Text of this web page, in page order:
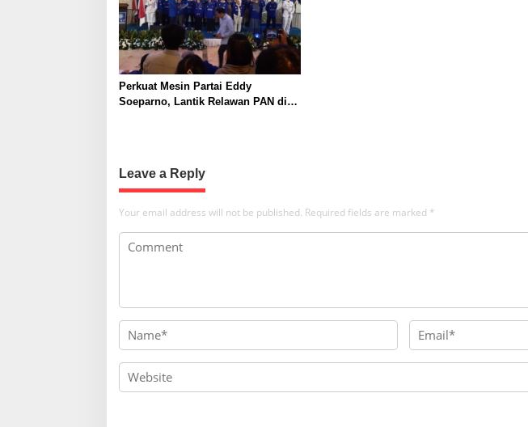
Perkuat Mesin Partai Eddy
Soeparno, Lantik Relawan PAN di
Leave a Reply
Your email address will not be published. Required fields are marked *